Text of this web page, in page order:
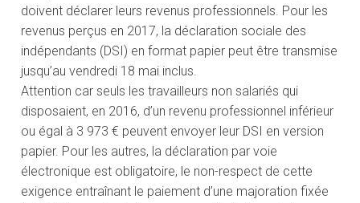
doivent déclarer leurs revenus professionnels. Pour les
revenus perçus en 2017, la déclaration sociale des
indépendants (DSI) en format papier peut être transmise
jusqu’au vendredi 18 mai inclus.
Attention car seuls les travailleurs non salariés qui
disposaient, en 2016, d’un revenu professionnel inférieur
ou égal à 3 973 € peuvent envoyer leur DSI en version
papier. Pour les autres, la déclaration par voie
électronique est obligatoire, le non-respect de cette
exigence entraînant le paiement d’une majoration fixée